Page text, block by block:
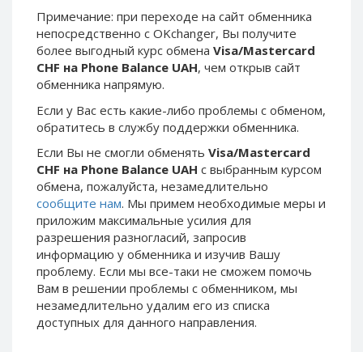
Примечание: при переходе на сайт обменника
непосредственно c OKchanger, Вы получите
более выгодный курс обмена Visa/Mastercard
CHF на Phone Balance UAH, чем открыв сайт
обменника напрямую.
Если у Вас есть какие-либо проблемы с обменом,
обратитесь в службу поддержки обменника.
Если Вы не смогли обменять Visa/Mastercard
CHF на Phone Balance UAH с выбранным курсом
обмена, пожалуйста, незамедлительно
сообщите нам. Мы примем необходимые меры и
приложим максимальные усилия для
разрешения разногласий, запросив
информацию у обменника и изучив Вашу
проблему. Если мы все-таки не сможем помочь
Вам в решении проблемы c обменником, мы
незамедлительно удалим его из списка
доступных для данного направления.
Epay EUR
Phone Balance RUB
Phone Balance UAH
Neteller USD
Neteller EUR
Neteller INR
Neteller PLN
Neteller GBP
Neteller NOK
Neteller SEK
PaySera USD
PaySera EUR
Epay EUR
Phone Balance RUB
Phone Balance UAH
Neteller USD
Neteller EUR
Neteller INR
Neteller PLN
Neteller GBP
Neteller NOK
Neteller SEK
PaySera USD
PaySera EUR